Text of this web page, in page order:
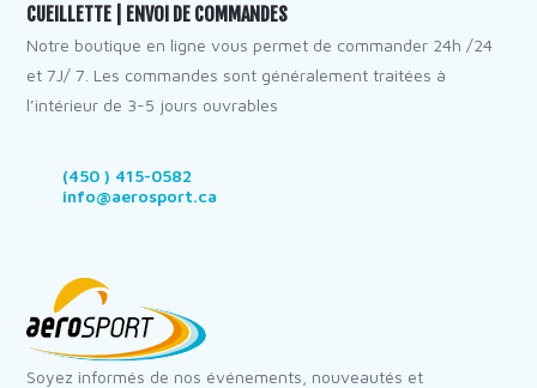
CUEILLETTE | ENVOI DE COMMANDES
Notre boutique en ligne vous permet de commander 24h /24
et 7J/ 7. Les commandes sont généralement traitées à
l’intérieur de 3-5 jours ouvrables
(450 ) 415-0582
info@aerosport.ca
Soyez informés de nos événements, nouveautés et